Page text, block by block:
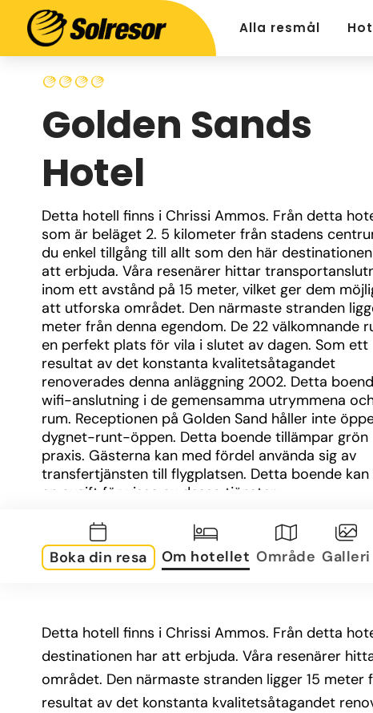
Alla resmål
Golden Sands
Hotel
Detta hotell finns i Chrissi Ammos. Från detta
som är beläget 2. 5 kilometer från stadens
du enkel tillgång till allt som den här
att erbjuda. Våra resenärer hittar
inom ett avstånd på 15 meter, vilket ger dem
att utforska området. Den närmaste stranden
meter från denna egendom. De 22 välkomnande
en perfekt plats för vila i slutet av dagen. Som ett
resultat av det konstanta kvalitetsåtagandet
renoverades denna anläggning 2002. Detta
wifi-anslutning i de gemensamma utrymmena
rum. Receptionen på Golden Sand håller inte
dygnet-runt-öppen. Detta boende tillämpar grön
praxis. Gästerna kan med fördel använda sig av
transfertjänsten till flygplatsen. Detta boende
en avgift för vissa av dessa tjänster.
Boka din resa Om hotellet Område Galleri
Detta hotell finns i Chrissi Ammos. Från detta
destinationen har att erbjuda. Våra resenärer
området. Den närmaste stranden ligger 15
resultat av det konstanta kvalitetsåtagandet